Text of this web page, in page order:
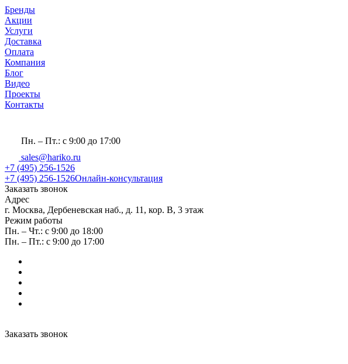
Бренды
Акции
Услуги
Доставка
Оплата
Компания
Блог
Видео
Проекты
Контакты
Пн. – Пт.: с 9:00 до 17:00
sales@hariko.ru
+7 (495) 256-1526
+7 (495) 256-1526Онлайн-консультация
Заказать звонок
Адрес
г. Москва, Дербеневская наб., д. 11, кор. В, 3 этаж
Режим работы
Пн. – Чт.: с 9:00 до 18:00
Пн. – Пт.: с 9:00 до 17:00
Заказать звонок